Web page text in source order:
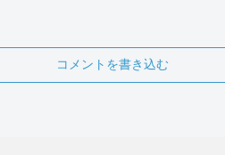
コメントを書き込む